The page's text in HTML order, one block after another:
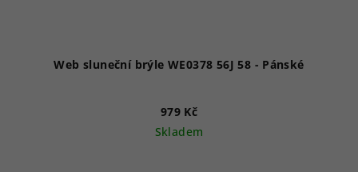
Web sluneční brýle WE0378 56J 58 - Pánské
979 Kč
Skladem